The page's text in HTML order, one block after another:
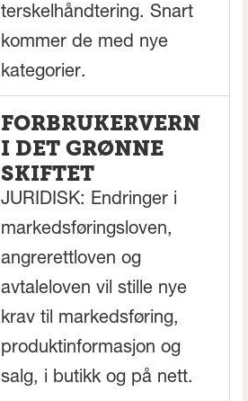
terskelhåndtering. Snart
kommer de med nye
kategorier.
FORBRUKERVERN
I DET GRØNNE
SKIFTET
JURIDISK: Endringer i
markedsføringsloven,
angrerettloven og
avtaleloven vil stille nye
krav til markedsføring,
produktinformasjon og
salg, i butikk og på nett.